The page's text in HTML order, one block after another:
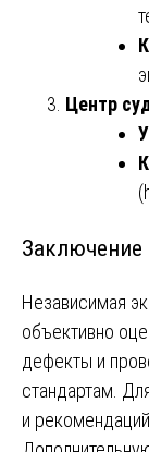
Центр
Заключение
Независимая
объективно
дефекты и
стандартам.
и